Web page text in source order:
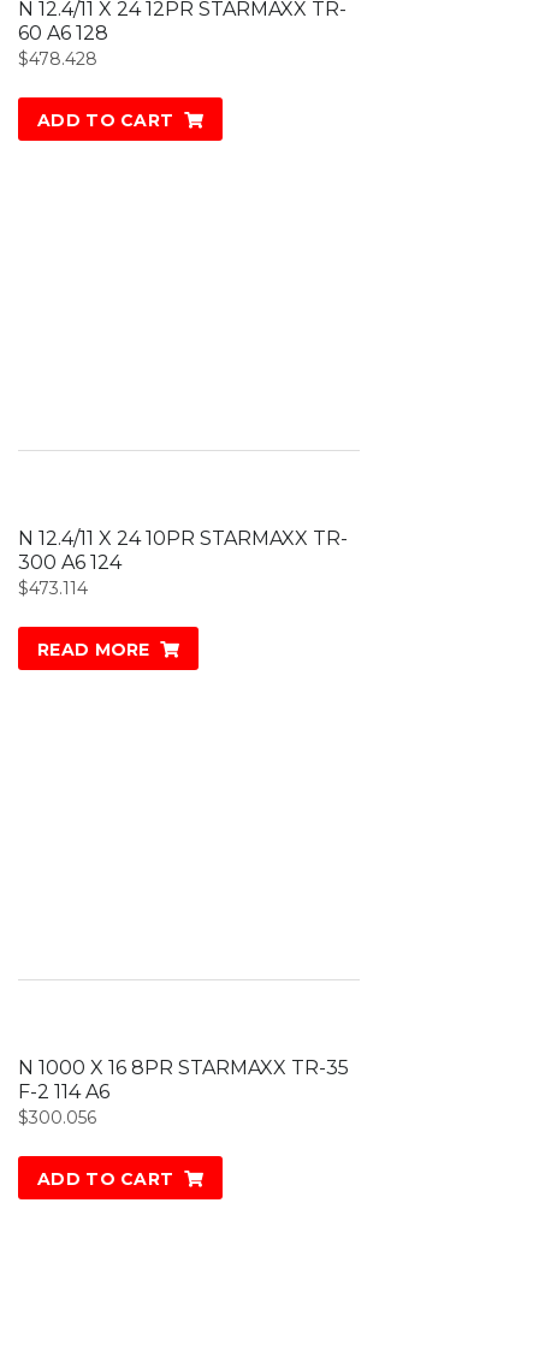
N 12.4/11 X 24 12PR STARMAXX TR-
60 A6 128
$478.428
ADD TO CART
N 12.4/11 X 24 10PR STARMAXX TR-
300 A6 124
$473.114
READ MORE
N 1000 X 16 8PR STARMAXX TR-35
F-2 114 A6
$300.056
ADD TO CART